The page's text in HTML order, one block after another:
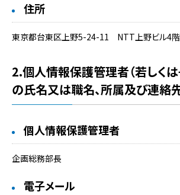
住所
東京都台東区上野5-24-11 NTT上野ビル4階
2.個人情報保護管理者（若しくは
の氏名又は職名、所属及び連絡
個人情報保護管理者
企画総務部長
電子メール